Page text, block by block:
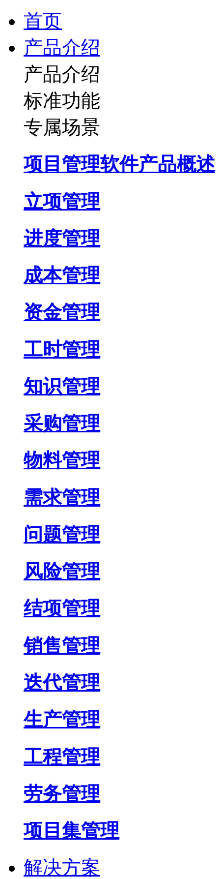
首页
产品介绍
产品介绍
标准功能
专属场景
项目管理软件产品概述
立项管理
进度管理
成本管理
资金管理
工时管理
知识管理
采购管理
物料管理
需求管理
问题管理
风险管理
结项管理
销售管理
迭代管理
生产管理
工程管理
劳务管理
项目集管理
解决方案